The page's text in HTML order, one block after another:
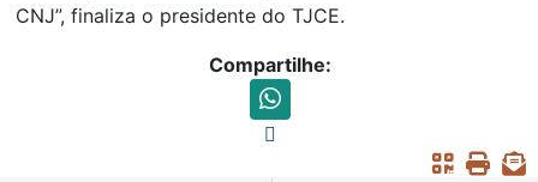
CNJ”, finaliza o presidente do TJCE.
Compartilhe: